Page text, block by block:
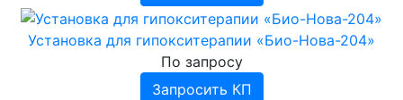
Установка для гипокситерапии «Био-Нова-204»
По запросу
Запросить КП